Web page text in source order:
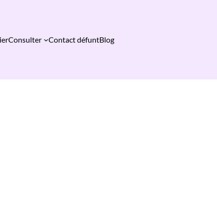
Consulter Contact défuntBlog